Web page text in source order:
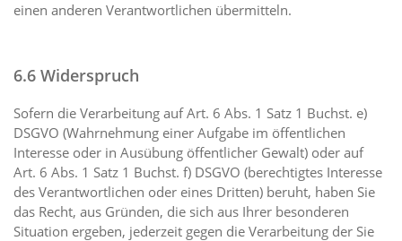
einen anderen Verantwortlichen übermitteln.
6.6 Widerspruch
Sofern die Verarbeitung auf Art. 6 Abs. 1 Satz 1 Buchst. e)
DSGVO (Wahrnehmung einer Aufgabe im öffentlichen
Interesse oder in Ausübung öffentlicher Gewalt) oder auf
Art. 6 Abs. 1 Satz 1 Buchst. f) DSGVO (berechtigtes Interesse
des Verantwortlichen oder eines Dritten) beruht, haben Sie
das Recht, aus Gründen, die sich aus Ihrer besonderen
Situation ergeben, jederzeit gegen die Verarbeitung der Sie